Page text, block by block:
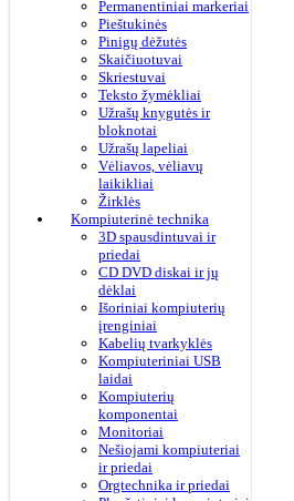
Permanentiniai markeriai
Pieštukinės
Pinigų dėžutės
Skaičiuotuvai
Skriestuvai
Teksto žymėkliai
Užrašų knygutės ir
bloknotai
Užrašų lapeliai
Vėliavos, vėliavų
laikikliai
Žirklės
Kompiuterinė technika
3D spausdintuvai ir
priedai
CD DVD diskai ir jų
dėklai
Išoriniai kompiuterių
įrenginiai
Kabelių tvarkyklės
Kompiuteriniai USB
laidai
Kompiuterių
komponentai
Monitoriai
Nešiojami kompiuteriai
ir priedai
Orgtechnika ir priedai